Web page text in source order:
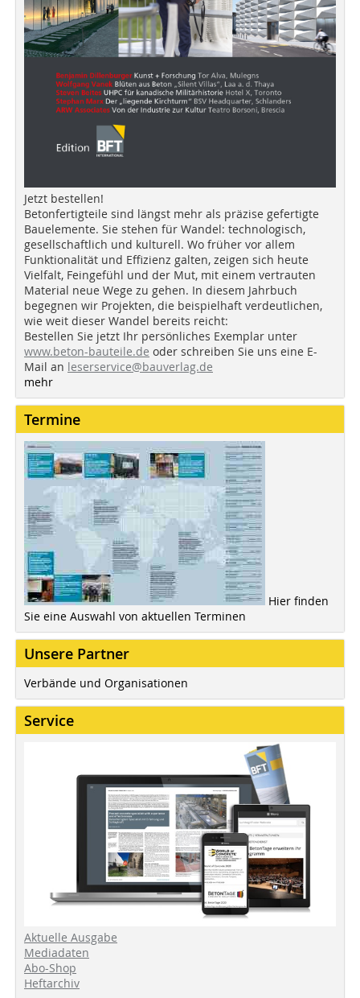
Jetzt bestellen!
Betonfertigteile sind längst mehr als präzise gefertigte
Bauelemente. Sie stehen für Wandel: technologisch,
gesellschaftlich und kulturell. Wo früher vor allem
Funktionalität und Effizienz galten, zeigen sich heute
Vielfalt, Feingefühl und der Mut, mit einem vertrauten
Material neue Wege zu gehen. In diesem Jahrbuch
begegnen wir Projekten, die beispielhaft verdeutlichen,
wie weit dieser Wandel bereits reicht:
Bestellen Sie jetzt Ihr persönliches Exemplar unter
www.beton-bauteile.de oder schreiben Sie uns eine E-
Mail an leserservice@bauverlag.de
mehr
Termine
Hier finden
Sie eine Auswahl von aktuellen Terminen
Unsere Partner
Verbände und Organisationen
Service
Aktuelle Ausgabe
Mediadaten
Abo-Shop
Heftarchiv